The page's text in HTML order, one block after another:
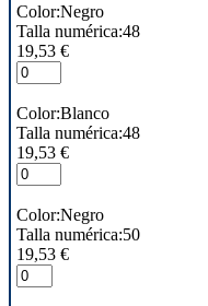
Color:Negro
Talla numérica:48
19,53 €
Color:Blanco
Talla numérica:48
19,53 €
Color:Negro
Talla numérica:50
19,53 €